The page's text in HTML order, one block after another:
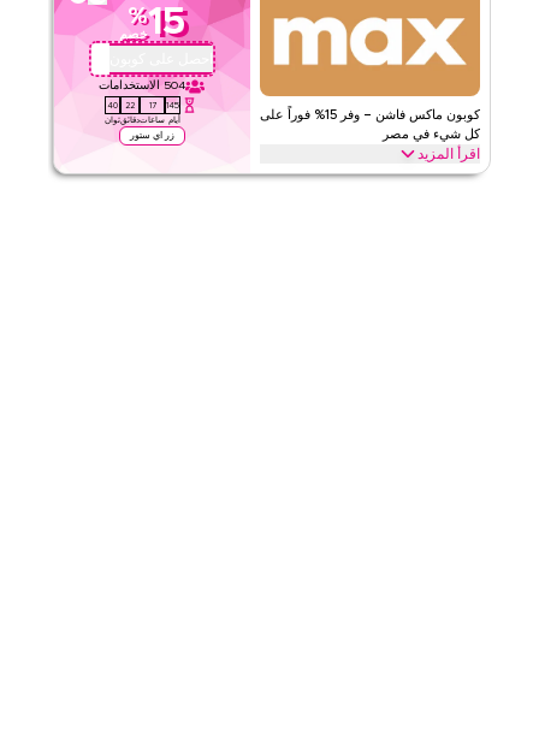
فوت لوكر الأحكام والشروط
الحد الأدنى للطلب
ويب/تطبيق
الفئات
على مستوى الموقعكوبون ماكس فاشن – وفر 15% فوراً على
كل شيء في مصر
اقرأ المزيد
15
%
خصم
احصل على كوبون
504 الاستخدامات
145
أيام
17
ساعات
22
دقائق
39
ثوان
زر اي ستور
وفر 15% فوراً مع كود ماكس فاشن هذا على كل شيء. استخدم الآن